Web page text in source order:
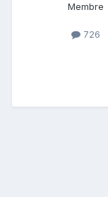
Membre
726